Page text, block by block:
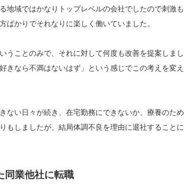
地域ではかなりトップレベルの会社でしたので刺激も
ばかりでそれなりに楽しく働いていました。
うことのみで、それに対して何度も改善を提案しまし
きなら不満はないはず」という感じでこの考えを変え
ない日々が続き、在宅勤務にできないか、療養のため
もしましたが、結局体調不良を理由に退社することに
同業他社に転職